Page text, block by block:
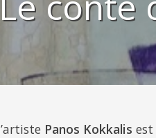
Panos Kokkalis